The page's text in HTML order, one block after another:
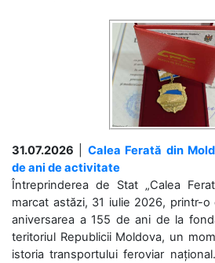
31.07.2026
Calea Ferată din
de ani de activitate
Întreprinderea de Stat „Calea
marcat astăzi, 31 iulie 2026, printr-
aniversarea a 155 de ani de la
teritoriul Republicii Moldova, un
istoria transportului feroviar